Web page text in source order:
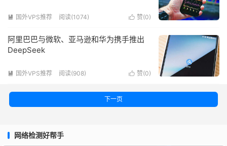
 赞(0)
 国外VPS推荐 阅读(1074)
阿里巴巴与微软、亚马逊和华为携手推出
DeepSeek
 赞(0)
 国外VPS推荐 阅读(908)
下一页
网络检测好帮手